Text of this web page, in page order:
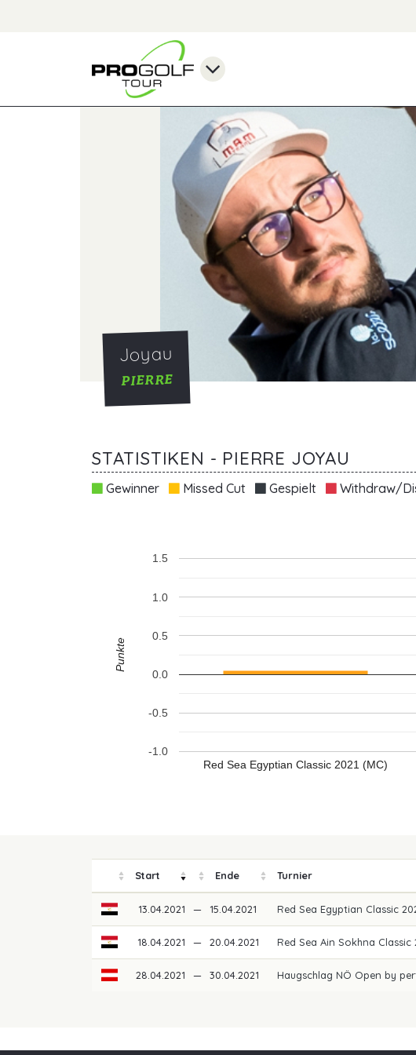
Joyau
PIERRE
STATISTIKEN - PIERRE JOYAU
Gewinner Missed Cut Gespielt Withdraw/
Red Sea Egyptian Classic 2021 (MC)
-1.0
-0.5
0.0
0.5
1.0
1.5
Punkte
Start Ende Turnier
13.04.2021 — 15.04.2021 Red Sea Egyptian Classic
18.04.2021 — 20.04.2021 Red Sea Ain Sokhna Classic
28.04.2021 — 30.04.2021 Haugschlag NÖ Open by